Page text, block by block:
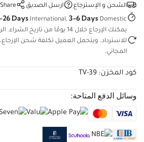
الشحن و الإسترجاع ارسل الصديق
Share
12-26 DaysInternational,3-6 Days
Domestic
يمكنك الإرجاع خلال 14 يومًا من
قابلة للاسترداد. ويتحمل العميل تكلفة شحن